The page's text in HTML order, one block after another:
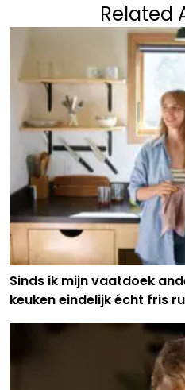
Related
Sinds ik mijn vaatdoek
keuken eindelijk écht fris